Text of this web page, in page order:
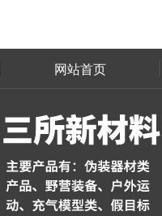
网站首页